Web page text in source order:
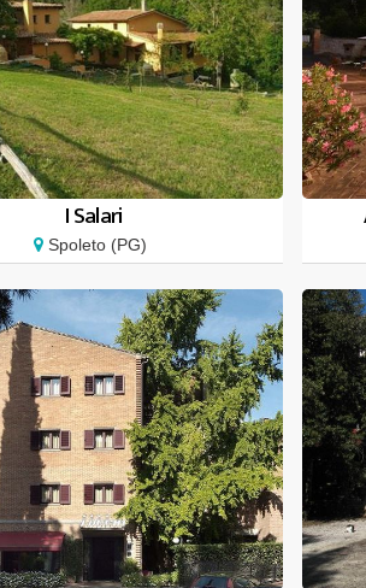
I Salari
Spoleto (PG)